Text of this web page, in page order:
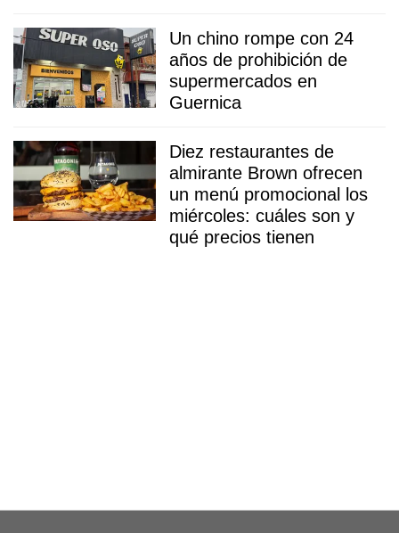
Un chino rompe con 24
años de prohibición de
supermercados en
Guernica
Diez restaurantes de
almirante Brown ofrecen
un menú promocional los
miércoles: cuáles son y
qué precios tienen